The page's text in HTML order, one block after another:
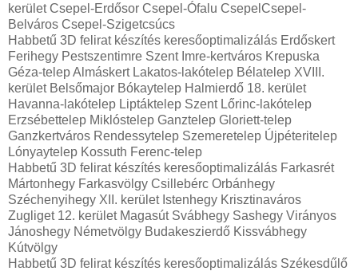
kerület Csepel-Erdősor Csepel-Ófalu CsepelCsepel-
Belváros Csepel-Szigetcsúcs
Habbetű 3D felirat készítés keresőoptimalizálás Erdőskert
Ferihegy Pestszentimre Szent Imre-kertváros Krepuska
Géza-telep Almáskert Lakatos-lakótelep Bélatelep XVIII.
kerület Belsőmajor Bókaytelep Halmierdő 18. kerület
Havanna-lakótelep Liptáktelep Szent Lőrinc-lakótelep
Erzsébettelep Miklóstelep Ganztelep Gloriett-telep
Ganzkertváros Rendessytelep Szemeretelep Újpéteritelep
Lónyaytelep Kossuth Ferenc-telep
Habbetű 3D felirat készítés keresőoptimalizálás Farkasrét
Mártonhegy Farkasvölgy Csillebérc Orbánhegy
Széchenyihegy XII. kerület Istenhegy Krisztinaváros
Zugliget 12. kerület Magasút Svábhegy Sashegy Virányos
Jánoshegy Németvölgy Budakeszierdő Kissvábhegy
Kútvölgy
Habbetű 3D felirat készítés keresőoptimalizálás Székesdűlő